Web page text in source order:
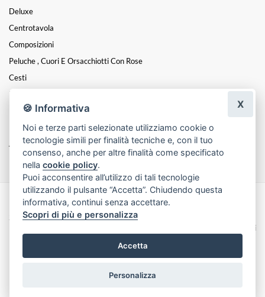
Deluxe
Centrotavola
Composizioni
Peluche , Cuori E Orsacchiotti Con Rose
Cesti
Fiori E Dolci
Rose Stabilizzate E Altri Fiori
Piante Artificiali E Fiori Artificiali
Articoli Da Regalo
Made with byInfoser.it- Realizzazione Siti ecommerce per Fioristi
2026
Termini e Condizioni
🍪 Informativa
Noi e terze parti selezionate utilizziamo cookie o
tecnologie simili per finalità tecniche e, con il tuo
consenso, anche per altre finalità come specificato
nellacookie policy.
Puoi acconsentire all’utilizzo di tali tecnologie
utilizzando il pulsante “Accetta”. Chiudendo questa
informativa, continui senza accettare.
Scopri di più e personalizza
Accetta
Personalizza
X